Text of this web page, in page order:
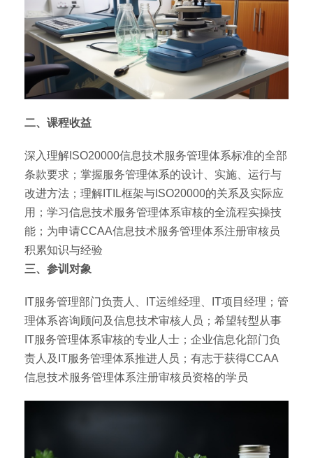
二、课程收益
深入理解ISO20000信息技术服务管理体系标准的全部
条款要求；掌握服务管理体系的设计、实施、运行与
改进方法；理解ITIL框架与ISO20000的关系及实际应
用；学习信息技术服务管理体系审核的全流程实操技
能；为申请CCAA信息技术服务管理体系注册审核员
积累知识与经验
三、参训对象
IT服务管理部门负责人、IT运维经理、IT项目经理；管
理体系咨询顾问及信息技术审核人员；希望转型从事
IT服务管理体系审核的专业人士；企业信息化部门负
责人及IT服务管理体系推进人员；有志于获得CCAA
信息技术服务管理体系注册审核员资格的学员